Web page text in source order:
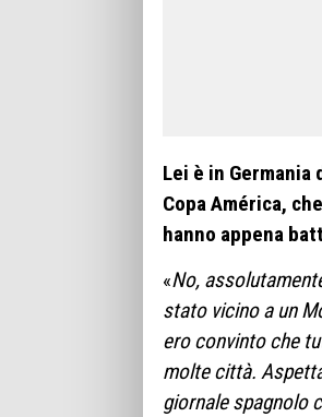
Lei è in
Copa América,
hanno appena
«No,
stato vicino a un
ero convinto che
molte città.
giornale spagnolo